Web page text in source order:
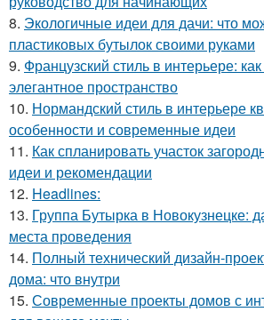
8. Экологичные идеи для дачи: что
пластиковых бутылок своими руками
9. Французский стиль в интерьере:
элегантное пространство
10. Нормандский стиль в интерьере
особенности и современные идеи
11. Как спланировать участок
идеи и рекомендации
12. Headlines:
13. Группа Бутырка в Новокузнецке:
места проведения
14. Полный технический дизайн-
дома: что внутри
15. Современные проекты домов с